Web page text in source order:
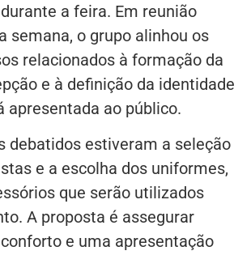
a feira. Em reunião
semana, o grupo alinhou os
relacionados à formação da
e à definição da identidade
apresentada ao público.
debatidos estiveram a seleção
e a escolha dos uniformes,
que serão utilizados
A proposta é assegurar
e uma apresentação